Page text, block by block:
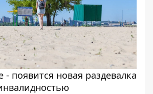
- появится новая раздевалка